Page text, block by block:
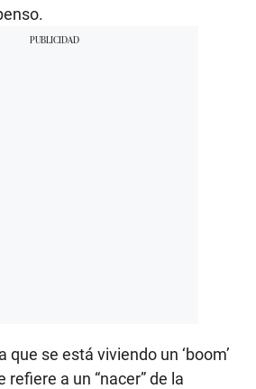
que se está viviendo un ‘boom’
a un “nacer” de la